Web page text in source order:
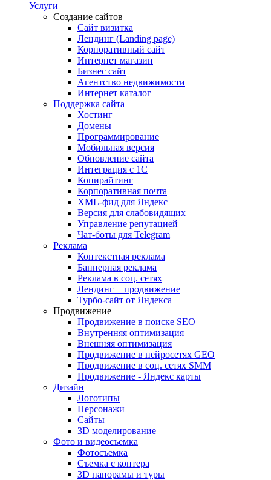
Услуги
Создание сайтов
Сайт визитка
Лендинг (Landing page)
Корпоративный сайт
Интернет магазин
Бизнес сайт
Агентство недвижимости
Интернет каталог
Поддержка сайта
Хостинг
Домены
Программирование
Мобильная версия
Обновление сайта
Интеграция с 1С
Копирайтинг
Корпоративная почта
XML-фид для Яндекс
Версия для слабовидящих
Управление репутацией
Чат-боты для Telegram
Реклама
Контекстная реклама
Баннерная реклама
Реклама в соц. сетях
Лендинг + продвижение
Турбо-сайт от Яндекса
Продвижение
Продвижение в поиске SEO
Внутренняя оптимизация
Внешняя оптимизация
Продвижение в нейросетях GEO
Продвижение в соц. сетях SMM
Продвижение - Яндекс карты
Дизайн
Логотипы
Персонажи
Сайты
3D моделирование
Фото и видеосъемка
Фотосъемка
Съемка с коптера
3D панорамы и туры